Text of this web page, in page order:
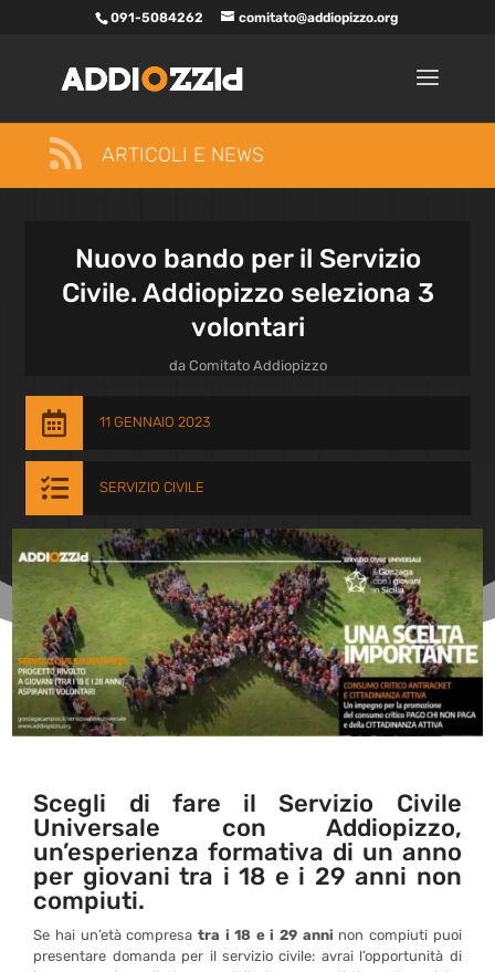
091-5084262 comitato@addiopizzo.org
 ARTICOLI E NEWS
Nuovo bando per il Servizio
Civile. Addiopizzo seleziona 3
volontari
da Comitato Addiopizzo
 11 GENNAIO 2023
 SERVIZIO CIVILE
Scegli di fare il Servizio Civile
Universale con Addiopizzo,
un’esperienza formativa di un anno
per giovani tra i 18 e i 29 anni non
compiuti.
Se hai un’età compresa tra i 18 e i 29 anni non compiuti puoi
presentare domanda per il servizio civile: avrai l’opportunità di